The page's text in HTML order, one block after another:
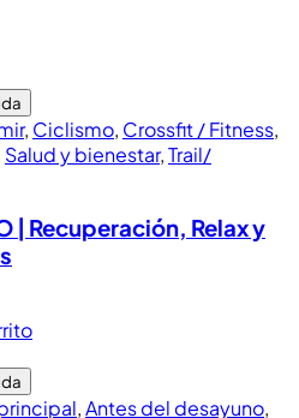
, Ciclismo, Crossfit / Fitness,
Salud y bienestar,Trail/
| Recuperación, Relax y
,Antes del desayuno,